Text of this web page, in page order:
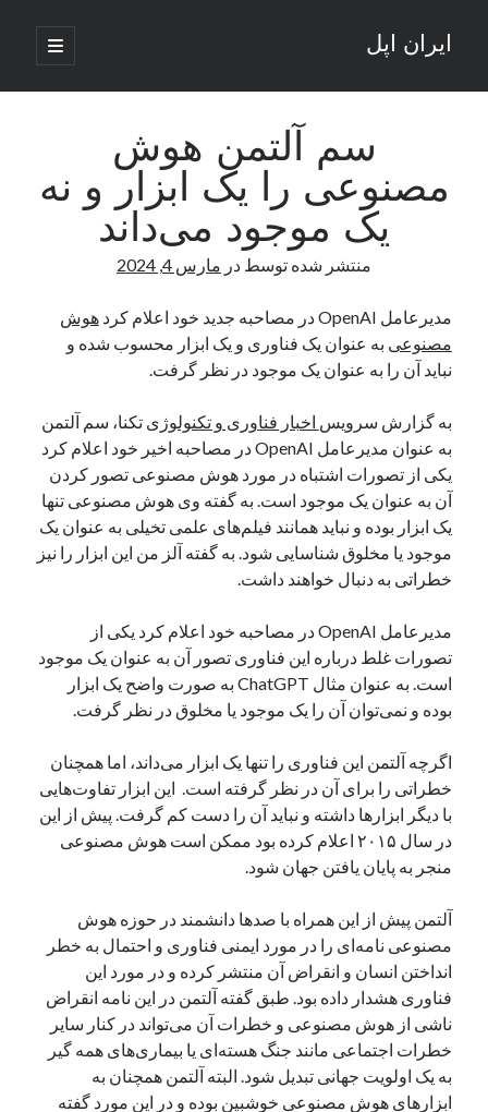
ایران اپل
باز
کردن
اصلی
نوار
نوشته‌های تازه
راه‌های اتصال موبایل و کامپیوتر به یکدیگر: تجربه‌ای یکپارچه و کاربردی
انتقاد کاربران از اتمام زودهنگام بسته‌های اینترنت ایرانسل همزمان با شرایط
ادعای نت‌بلاکس: قطعی اینترنت ایران بیش از 120 ساعت ادامه یافت؛ اتصال
کشور به حدود یک درصد رسید
قطعی اینترنت در ایران از مرز 48 ساعت گذشت!
گوشی HMD Luma با دوربین 50 مگاپیکسل و نمایشگر 120 هرتز رونمایی شد
آخرین دیدگاه‌ها
یک نویسنده دیدگاه وردپرسدرتعمیرات تخصصی فیس آیدی
مارس 2026
فوریه 2026
ژانویه 2026
دسامبر 2025
آگوست 2025
جولای 2025
ژوئن 2025
می 2025
آوریل 2025
فوریه 2025
ژانویه 2025
دسامبر 2024
نوامبر 2024
اکتبر 2024
سپتامبر 2024
آگوست 2024
جولای 2024
سم آلتمن هوش
مصنوعی را یک ابزار و نه
یک موجود می‌داند
منتشر شده توسط در مارس 4, 2024
مدیرعامل OpenAI در مصاحبه جدید خود اعلام کرد
هوش
مصنوعی به عنوان یک فناوری و یک ابزار محسوب شده و
نباید آن را به عنوان یک موجود در نظر گرفت.
به گزارش سرویس اخبار فناوری و تکنولوژی تکنا، سم آلتمن
به عنوان مدیرعامل OpenAI در مصاحبه اخیر خود اعلام کرد
یکی از تصورات اشتباه در مورد هوش مصنوعی تصور کردن
آن به عنوان یک موجود است. به گفته وی هوش مصنوعی تنها
یک ابزار بوده و نباید همانند فیلم‌های علمی تخیلی به عنوان یک
موجود یا مخلوق شناسایی شود. به گفته آلز من این ابزار را نیز
خطراتی به دنبال خواهند داشت.
مدیرعامل OpenAI در مصاحبه خود اعلام کرد یکی از
تصورات غلط درباره این فناوری تصور آن به عنوان یک موجود
است. به عنوان مثال ChatGPT به صورت واضح یک ابزار
بوده و نمی‌توان آن را یک موجود یا مخلوق در نظر گرفت.
اگرچه آلتمن این فناوری را تنها یک ابزار می‌داند، اما همچنان
خطراتی را برای آن در نظر گرفته است. این ابزار تفاوت‌هایی
با دیگر ابزارها داشته و نباید آن را دست کم گرفت. پیش از این
در سال ۲۰۱۵ اعلام کرده بود ممکن است هوش مصنوعی
منجر به پایان یافتن جهان شود.
آلتمن پیش از این همراه با صدها دانشمند در حوزه هوش
مصنوعی نامه‌ای را در مورد ایمنی فناوری و احتمال به خطر
انداختن انسان و انقراض آن منتشر کرده و در مورد این
فناوری هشدار داده بود. طبق گفته آلتمن در این نامه انقراض
ناشی از هوش مصنوعی و خطرات آن می‌تواند در کنار سایر
خطرات اجتماعی مانند جنگ هسته‌ای یا بیماری‌های همه گیر
به یک اولویت جهانی تبدیل شود. البته آلتمن همچنان به
ابزارهای هوش مصنوعی خوشبین بوده و در این مورد گفته